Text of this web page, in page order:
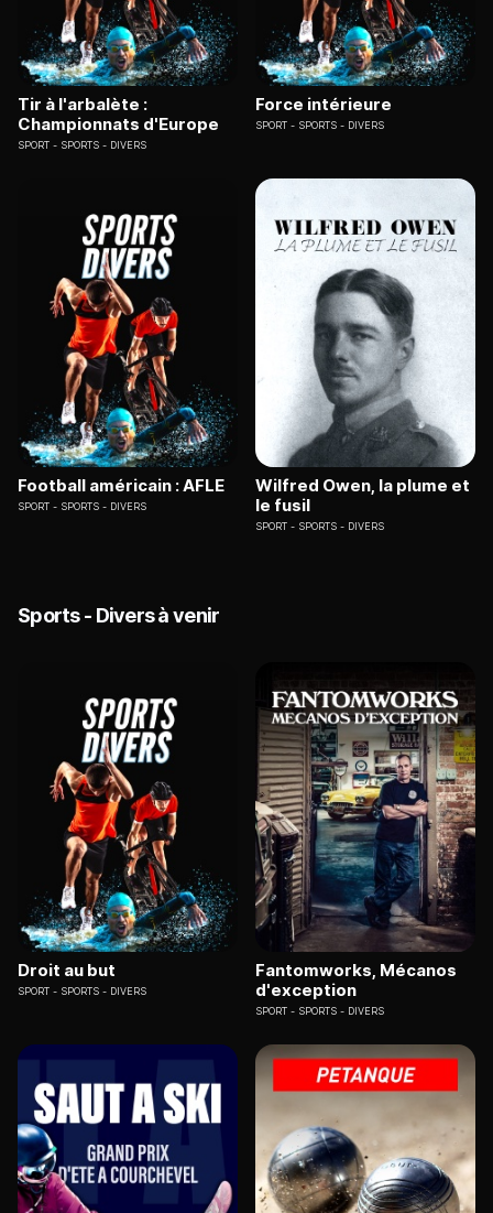
Tir à l'arbalète :
Championnats d'Europe
SPORT SPORTS - DIVERS
Force intérieure
SPORT SPORTS - DIVERS
Football américain : AFLE
SPORT SPORTS - DIVERS
Wilfred Owen, la plume et
le fusil
SPORT SPORTS - DIVERS
Sports - Divers à venir
Droit au but
SPORT SPORTS - DIVERS
Fantomworks, Mécanos
d'exception
SPORT SPORTS - DIVERS